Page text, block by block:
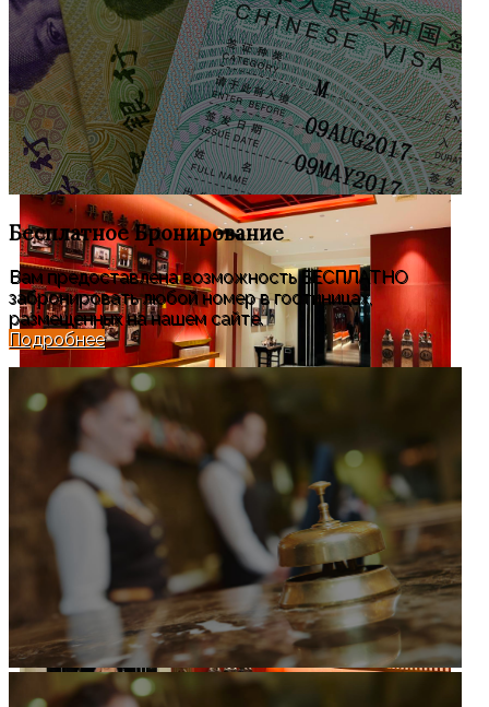
БесплатноеБронирование
Вам предоставлена возможность БЕСПЛАТНО
забронировать любой номер в гостиницах,
размещенных на нашем сайте.
Подробнее